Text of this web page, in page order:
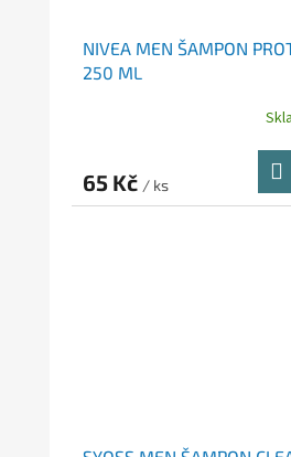
NIVEA MEN ŠAMPON
250 ML
65 Kč / ks